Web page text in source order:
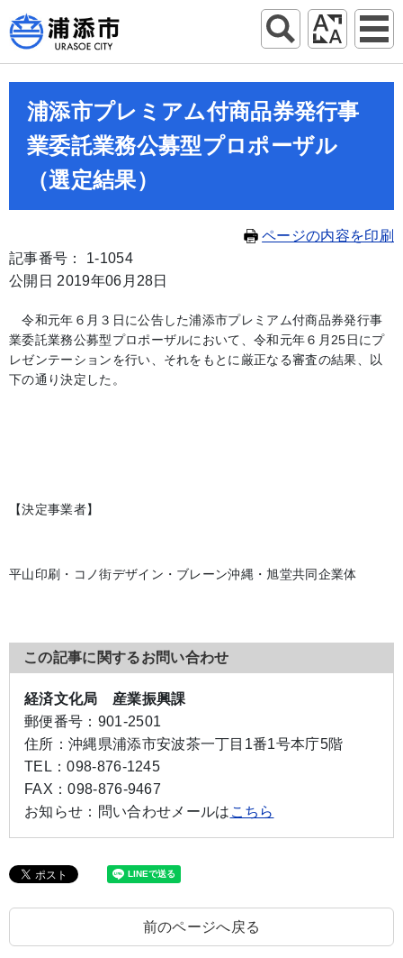
浦添市プレミアム付商品券発行事
業委託業務公募型プロポーザル
（選定結果）
ページの内容を印刷
記事番号： 1-1054
公開日 2019年06月28日
令和元年６月３日に公告した浦添市プレミアム付商品券発行事
業委託業務公募型プロポーザルにおいて、令和元年６月25日にプ
レゼンテーションを行い、それをもとに厳正なる審査の結果、以
下の通り決定した。
【決定事業者】
平山印刷・コノ街デザイン・ブレーン沖縄・旭堂共同企業体
この記事に関するお問い合わせ
経済文化局 産業振興課
郵便番号： 901-2501
住所： 沖縄県浦添市安波茶一丁目1番1号本庁5階
TEL：098-876-1245
FAX：098-876-9467
お知らせ： 問い合わせメールは こちら
前のページへ戻る